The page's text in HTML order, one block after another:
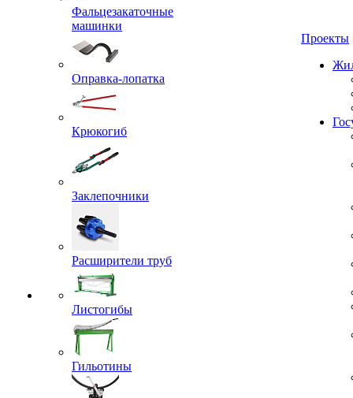
Фальцезакаточные
машинки
Оправка-лопатка
Крюкогиб
Заклепочники
Расширители труб
Листогибы
Гильотины